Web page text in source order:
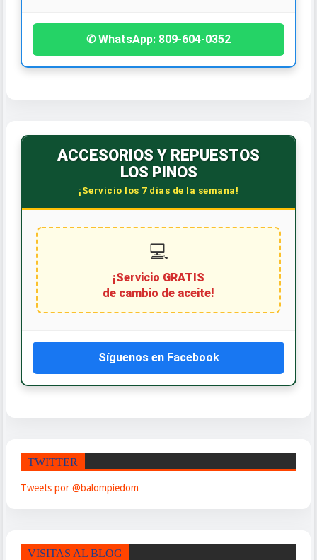
✆ WhatsApp: 809-604-0352
ACCESORIOS Y REPUESTOS
LOS PINOS
¡Servicio los 7 días de la semana!
💻
¡Servicio GRATIS
de cambio de aceite!
Síguenos en Facebook
TWITTER
Tweets por @balompiedom
VISITAS AL BLOG